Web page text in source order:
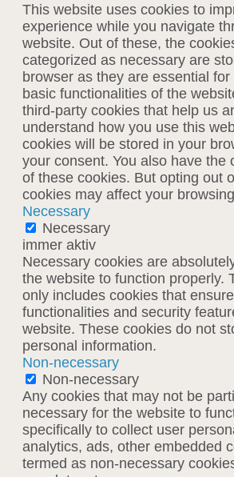
This website uses cookies to
experience while you navigate
website. Out of these, the
categorized as necessary are
browser as they are essential
basic functionalities of the
third-party cookies that help us
understand how you use this
cookies will be stored in your
your consent. You also have the
of these cookies. But opting out
cookies may affect your
Necessary
Necessary
immer aktiv
Necessary cookies are
the website to function properly.
only includes cookies that
functionalities and security
website. These cookies do not
personal information.
Non-necessary
Non-necessary
Any cookies that may not be
necessary for the website to
specifically to collect user
analytics, ads, other embedded
termed as non-necessary